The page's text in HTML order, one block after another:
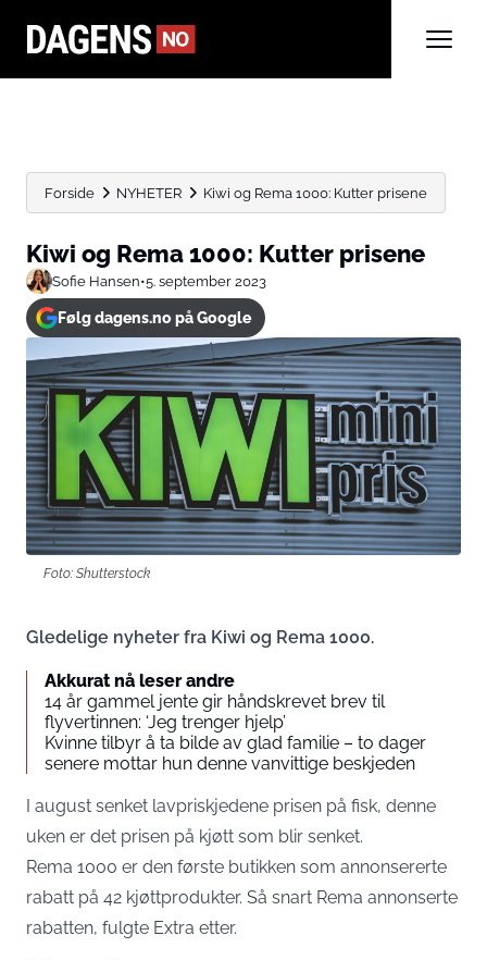
Forside NYHETER Kiwi og Rema 1000: Kutter prisene
Kiwi og Rema 1000: Kutter prisene
Sofie Hansen•5. september 2023
Følg dagens.no på Google
Foto: Shutterstock
Gledelige nyheter fra Kiwi og Rema 1000.
Akkurat nå leser andre
14 år gammel jente gir håndskrevet brev til
flyvertinnen: ‘Jeg trenger hjelp’
Kvinne tilbyr å ta bilde av glad familie – to dager
senere mottar hun denne vanvittige beskjeden
I august senket lavpriskjedene prisen på fisk, denne
uken er det prisen på kjøtt som blir senket.
Rema 1000 er den første butikken som annonsererte
rabatt på 42 kjøttprodukter. Så snart Rema annonserte
rabatten, fulgte Extra etter.